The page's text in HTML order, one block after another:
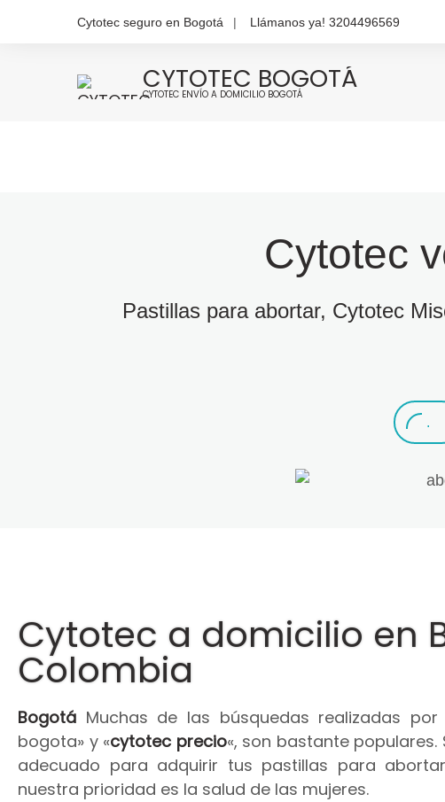
Cytotec seguro en Bogotá Llámanos ya! 3204496569
CYTOTEC BOGOTÁ
CYTOTEC ENVÍO A DOMICILIO BOGOTÁ
Cytotec
Pastillas para abortar, Cytotec
.
Cytotec a domicilio en
Colombia
Bogotá Muchas de las búsquedas realizadas
bogota» y «cytotec precio«, son bastante
adecuado para adquirir tus pastillas para
nuestra prioridad es la salud de las mujeres.